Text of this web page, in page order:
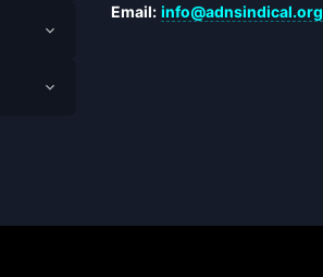
Email: info@adnsindical.org